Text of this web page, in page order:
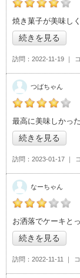
の「ウィーン菓子
焼き菓子が美味し
続きを見る
訪問 2022-11-19
の「ウィーン菓子
最高に美味しかっ
続きを見る
訪問 2023-01-17
つばちゃん
の「ウィーン菓子
お洒落でケーキと
続きを見る
訪問 2022-11-11
なーちゃん